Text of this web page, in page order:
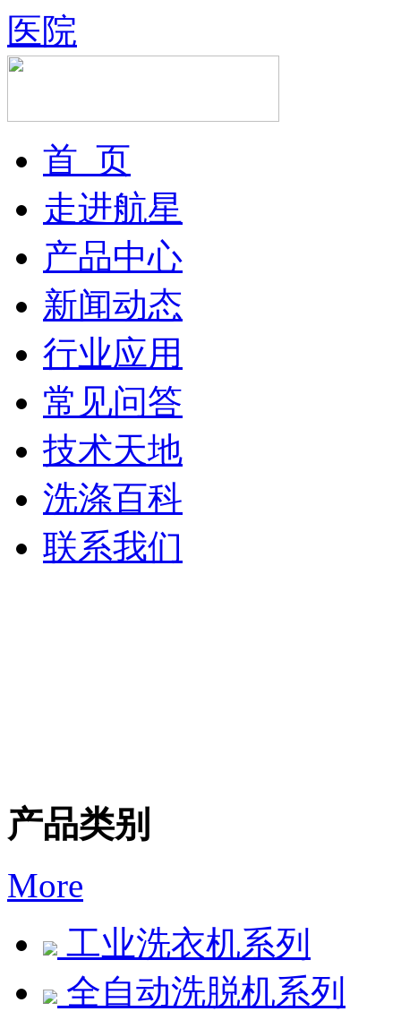
医院
首 页
走进航星
产品中心
新闻动态
行业应用
常见问答
技术天地
洗涤百科
联系我们
产品类别
More
工业洗衣机系列
全自动洗脱机系列